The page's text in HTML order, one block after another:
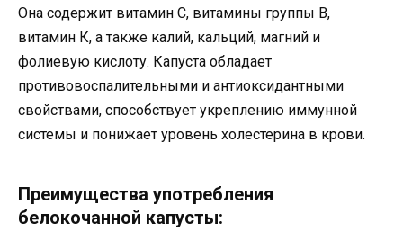
Она содержит витамин С, витамины группы В,
витамин К, а также калий, кальций, магний и
фолиевую кислоту. Капуста обладает
противовоспалительными и антиоксидантными
свойствами, способствует укреплению иммунной
системы и понижает уровень холестерина в крови.
Преимущества употребления
белокочанной капусты: